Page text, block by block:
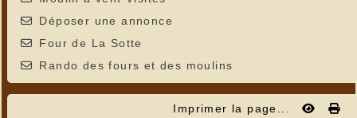
Déposer une annonce
Four de La Sotte
Rando des fours et des moulins
Imprimer la page...